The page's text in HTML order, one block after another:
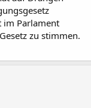
im Parlament
zu stimmen.